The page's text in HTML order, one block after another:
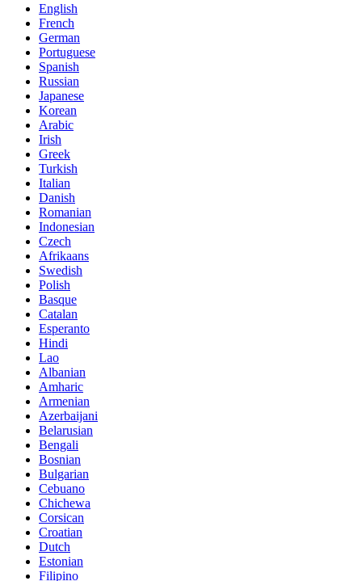
English
French
German
Portuguese
Spanish
Russian
Japanese
Korean
Arabic
Irish
Greek
Turkish
Italian
Danish
Romanian
Indonesian
Czech
Afrikaans
Swedish
Polish
Basque
Catalan
Esperanto
Hindi
Lao
Albanian
Amharic
Armenian
Azerbaijani
Belarusian
Bengali
Bosnian
Bulgarian
Cebuano
Chichewa
Corsican
Croatian
Dutch
Estonian
Filipino